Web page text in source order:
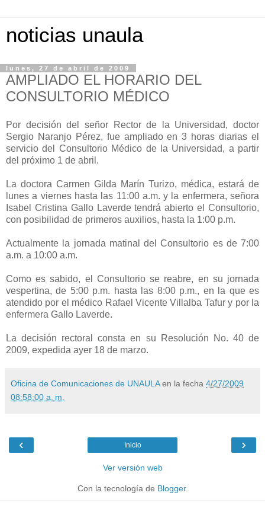
noticias unaula
lunes, 27 de abril de 2009
AMPLIADO EL HORARIO DEL
CONSULTORIO MÉDICO
Por decisión del señor Rector de la Universidad, doctor
Sergio Naranjo Pérez, fue ampliado en 3 horas diarias el
servicio del Consultorio Médico de la Universidad, a partir
del próximo 1 de abril.
La doctora Carmen Gilda Marín Turizo, médica, estará de
lunes a viernes hasta las 11:00 a.m. y la enfermera, señora
Isabel Cristina Gallo Laverde tendrá abierto el Consultorio,
con posibilidad de primeros auxilios, hasta la 1:00 p.m.
Actualmente la jornada matinal del Consultorio es de 7:00
a.m. a 10:00 a.m.
Como es sabido, el Consultorio se reabre, en su jornada
vespertina, de 5:00 p.m. hasta las 8:00 p.m., en la que es
atendido por el médico Rafael Vicente Villalba Tafur y por la
enfermera Gallo Laverde.
La decisión rectoral consta en su Resolución No. 40 de
2009, expedida ayer 18 de marzo.
Oficina de Comunicaciones de UNAULA en la fecha 4/27/2009
08:58:00 a. m.
‹ ›
Inicio
Ver versión web
Con la tecnología de Blogger.